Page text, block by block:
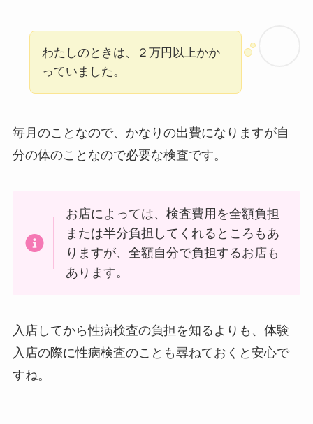
わたしのときは、２万円以上かか
っていました。
毎月のことなので、かなりの出費になりますが自
分の体のことなので必要な検査です。
お店によっては、検査費用を全額負担
または半分負担してくれるところもあ
りますが、全額自分で負担するお店も
あります。
入店してから性病検査の負担を知るよりも、体験
入店の際に性病検査のことも尋ねておくと安心で
すね。